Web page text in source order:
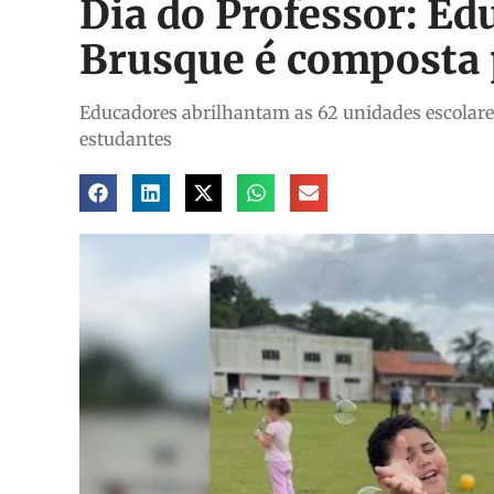
Dia do Professor:
Brusque é
Educadores abrilhantam as 62 unidades
estudantes